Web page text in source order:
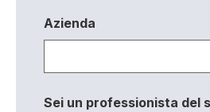
Azienda
Sei un professionista del